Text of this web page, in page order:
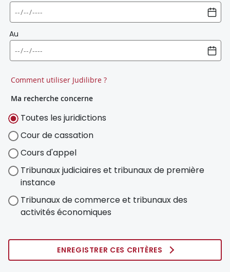
Au
Comment utiliser Judilibre ?
Ma recherche concerne
Toutes les juridictions
Cour de cassation
Cours d'appel
Tribunaux judiciaires et tribunaux de première
instance
Tribunaux de commerce et tribunaux des
activités économiques
ENREGISTRER CES CRITÈRES